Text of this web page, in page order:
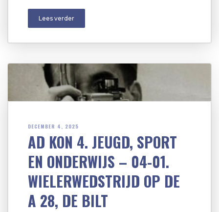
Lees verder
DECEMBER 4, 2025
AD KON 4. JEUGD, SPORT
EN ONDERWIJS – 04-01.
WIELERWEDSTRIJD OP DE
A 28, DE BILT